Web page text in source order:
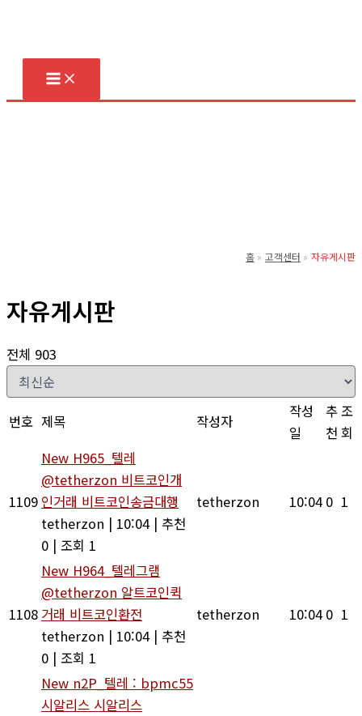
건
홈 고객센터 자유게시판
자유게시판
전체 903
번호 제목 작성자
작성
일
추
천
조
회
1109
New H965_텔레
@tetherzon 비트코인개
인거래 비트코인송금대행
tetherzon | 10:04 | 추천
0 | 조회 1
tetherzon 10:04 0 1
1108
New H964_텔레그램
@tetherzon 알트코인퀵
거래 비트코인환전
tetherzon | 10:04 | 추천
0 | 조회 1
tetherzon 10:04 0 1
New n2P_텔레 : bpmc55
시알리스 시알리스